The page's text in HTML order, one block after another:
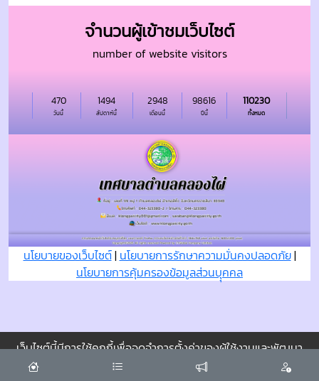
จำนวนผู้เข้าชมเว็บไซต์
number of website visitors
วันนี้
470
สัปดาห์นี้
1494
เดือนนี้
2948
ปีนี้
98616
ทั้งหมด
110230
นโยบายของเว็บไซต์| นโยบายการรักษาความมั่นคงปลอดภัย|
นโยบายการคุ้มครองข้อมูลส่วนบุุคคล
เว็บไซต์นี้มีการใช้คุกกี้เพื่อจดจำการตั้งค่าของผู้ใช้งานและพัฒนา
ประสบการณ์การใช้งานของคุณให้ดียิ่งขึ้น